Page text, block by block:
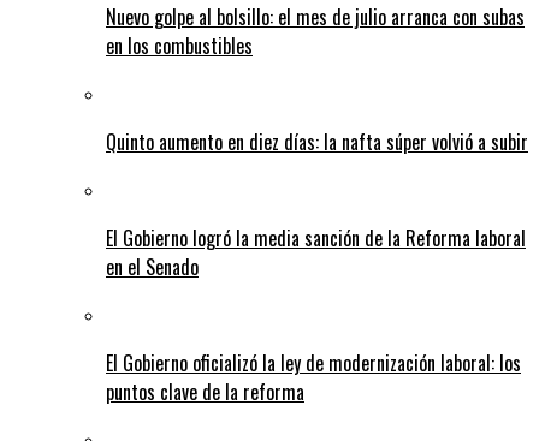
Nuevo golpe al bolsillo: el mes de julio arranca con subas
en los combustibles
Quinto aumento en diez días: la nafta súper volvió a subir
El Gobierno logró la media sanción de la Reforma laboral
en el Senado
El Gobierno oficializó la ley de modernización laboral: los
puntos clave de la reforma